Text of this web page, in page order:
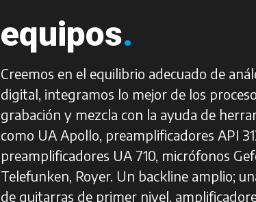
equipos.
Creemos en el equilibrio adecuado de
digital, integramos lo mejor de los
grabación y mezcla con la ayuda de
como UA Apollo, preamplificadores API
preamplificadores UA 710, micrófonos
Telefunken, Royer. Un backline amplio;
de guitarras de primer nivel,